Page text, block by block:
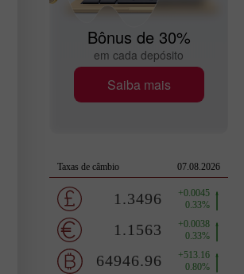
Bônus de 30%
em cada depósito
Saiba mais